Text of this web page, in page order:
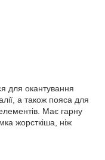
для окантування
а також пояса для
Має гарну
жорсткіша, ніж